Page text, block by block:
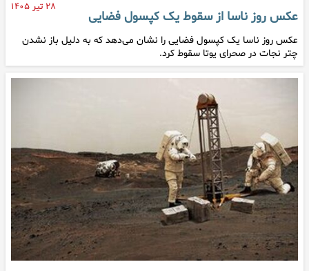
۲۸ تیر ۱۴۰۵
عکس روز ناسا از سقوط یک کپسول فضایی
عکس روز ناسا یک کپسول فضایی را نشان می‌دهد که به دلیل باز نشدن
چتر نجات در صحرای یوتا سقوط کرد.